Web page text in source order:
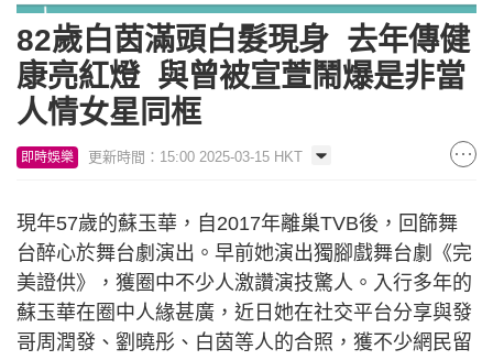
82歲白茵滿頭白髮現身 去年傳健
康亮紅燈 與曾被宣萱鬧爆是非當
人情女星同框
即時娛樂 更新時間：15:00 2025-03-15 HKT
現年57歲的蘇玉華，自2017年離巢TVB後，回篩舞
台醉心於舞台劇演出。早前她演出獨腳戲舞台劇《完
美證供》，獲圈中不少人激讚演技驚人。入行多年的
蘇玉華在圈中人緣甚廣，近日她在社交平台分享與發
哥周潤發、劉曉彤、白茵等人的合照，獲不少網民留